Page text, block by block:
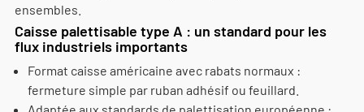
ensembles.
Caisse palettisable type A : un standard pour les
flux industriels importants
Format caisse américaine avec rabats normaux :
fermeture simple par ruban adhésif ou feuillard.